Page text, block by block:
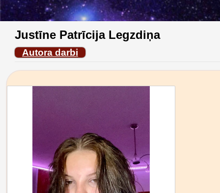
Justīne Patrīcija Legzdiņa
Autora darbi